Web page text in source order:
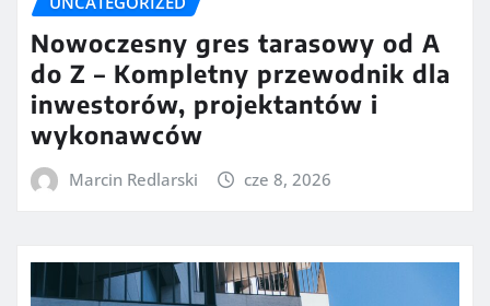
Nowoczesny gres tarasowy od A
do Z – Kompletny przewodnik dla
inwestorów, projektantów i
wykonawców
Marcin Redlarski cze 8, 2026